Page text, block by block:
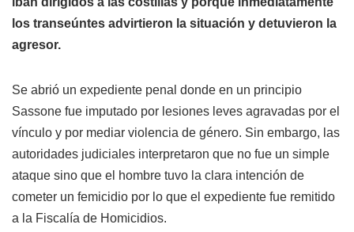
los transeúntes advirtieron la situación y detuvieron la
agresor.
Se abrió un expediente penal donde en un principio
Sassone fue imputado por lesiones leves agravadas por el
vínculo y por mediar violencia de género. Sin embargo, las
autoridades judiciales interpretaron que no fue un simple
ataque sino que el hombre tuvo la clara intención de
cometer un femicidio por lo que el expediente fue remitido
a la Fiscalía de Homicidios.